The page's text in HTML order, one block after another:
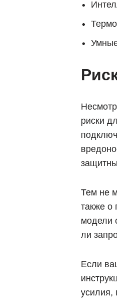
риски
Тем не
также о
модели
ли
Если
усилия,